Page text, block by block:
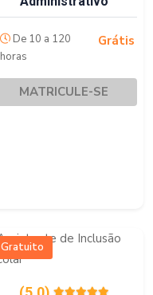
De 10 a 120
horas
Grátis
MATRICULE-SE
Gratuito